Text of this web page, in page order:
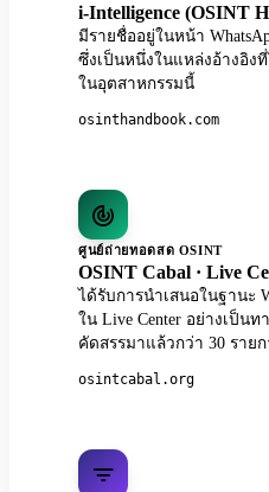
i-Intelligence (OSINT
มีรายชื่ออยู่ในหน้า
ซึ่งเป็นหนึ่งในแหล่งอ้างอิง
ในอุตสาหกรรมนี้
osinthandbook.com
ศูนย์ถ่ายทอดสด OSINT
OSINT Cabal · Live
ได้รับการนำเสนอในฐานะ
ใน Live Center อย่างเป็น
คัดสรรมาแล้วกว่า 30 รายก
osintcabal.org